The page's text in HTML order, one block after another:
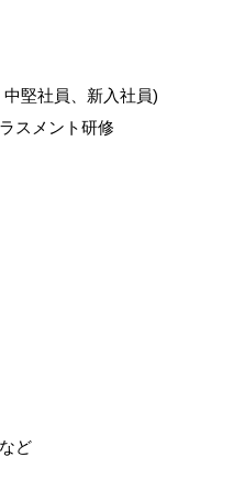
堅社員、新入社員)
スメント研修
ど